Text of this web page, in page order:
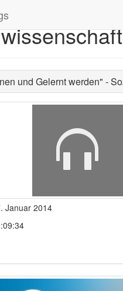
Januar 2014